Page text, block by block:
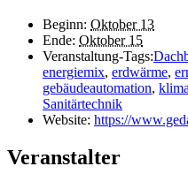
Beginn: Oktober 13
Ende: Oktober 15
Veranstaltung-Tags:
energiemix, erdwärme,
gebäudeautomation,
Sanitärtechnik
Website: https://
Veranstalter